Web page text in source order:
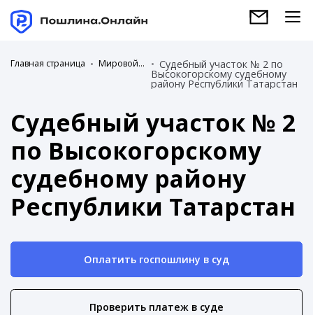
Главная страница Мировой суд Судебный участок № 2 по
Высокогорскому судебному
району Республики Татарстан
Судебный участок № 2
по Высокогорскому
судебному району
Республики Татарстан
Оплатить госпошлину в суд
Проверить платеж в суде